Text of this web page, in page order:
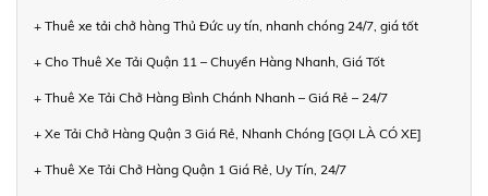
+ Thuê xe tải chở hàng Thủ Đức uy tín, nhanh chóng 24/7, giá tốt
+ Cho Thuê Xe Tải Quận 11 – Chuyển Hàng Nhanh, Giá Tốt
+ Thuê Xe Tải Chở Hàng Bình Chánh Nhanh – Giá Rẻ – 24/7
+ Xe Tải Chở Hàng Quận 3 Giá Rẻ, Nhanh Chóng [GỌI LÀ CÓ XE]
+ Thuê Xe Tải Chở Hàng Quận 1 Giá Rẻ, Uy Tín, 24/7